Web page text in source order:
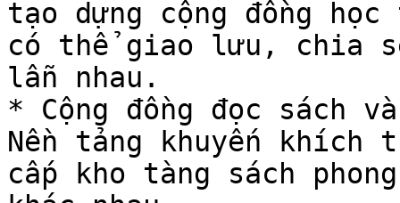
tạo dựng cộng đồng
có thể giao lưu, chia
lẫn nhau.
* Cộng đồng đọc sách
Nền tảng khuyến khích
cấp kho tàng sách